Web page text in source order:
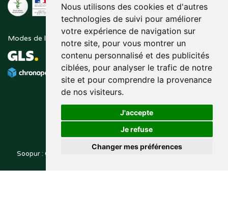
Nous utilisons des cookies et d'autres
technologies de suivi pour améliorer
votre expérience de navigation sur
notre site, pour vous montrer un
contenu personnalisé et des publicités
ciblées, pour analyser le trafic de notre
site et pour comprendre la provenance
de nos visiteurs.
J'accepte
Je refuse
Changer mes préférences
Modes de livraison Suivez-nous sur
Soopur : Cosmétiques, soin de la peau, maquillage, toutes vos